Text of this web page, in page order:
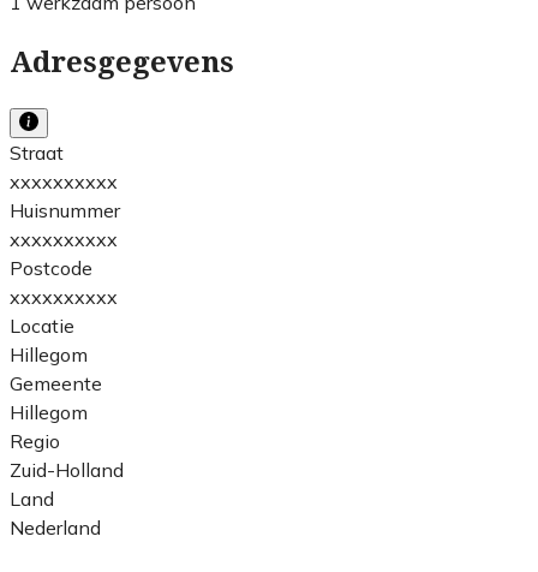
Adresgegevens
Straat
xxxxxxxxxx
Huisnummer
xxxxxxxxxx
Postcode
xxxxxxxxxx
Locatie
Hillegom
Gemeente
Hillegom
Regio
Zuid-Holland
Land
Nederland